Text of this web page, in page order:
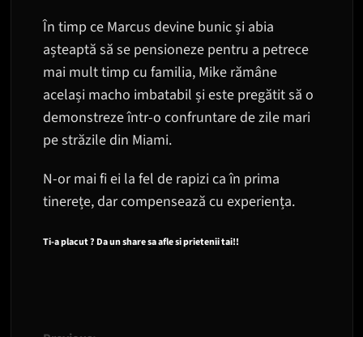
În timp ce Marcus devine bunic și abia
așteaptă să se pensioneze pentru a petrece
mai mult timp cu familia, Mike rămâne
același macho imbatabil și este pregătit să o
demonstreze într-o confruntare de zile mari
pe străzile din Miami.
N-or mai fi ei la fel de rapizi ca în prima
tinerețe, dar compensează cu experiența.
Ti-a placut ? Da un share sa afle si prietenii tai!!